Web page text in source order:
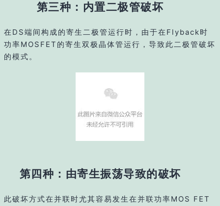
第三种：内置二极管破坏
在DS端间构成的寄生二极管运行时，由于在Flyback时
功率MOSFET的寄生双极晶体管运行，导致此二极管破坏
的模式。
第四种：由寄生振荡导致的破坏
此破坏方式在并联时尤其容易发生在并联功率MOS FET